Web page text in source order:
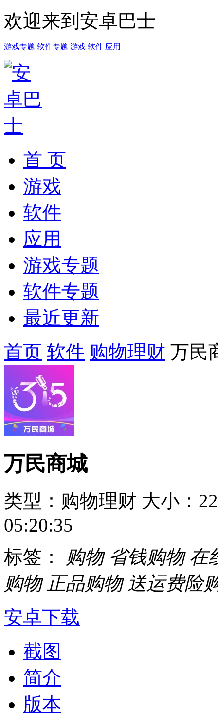
欢迎来到安卓巴士
游戏专题 软件专题 游戏 软件 应用
首 页
游戏
软件
应用
游戏专题
软件专题
最近更新
首页 软件 购物理财 万民
万民商城
类型：购物理财 大小：
05:20:35
标签：
购物 省钱购物 在
购物 正品购物 送运费险
安卓下载
截图
简介
版本